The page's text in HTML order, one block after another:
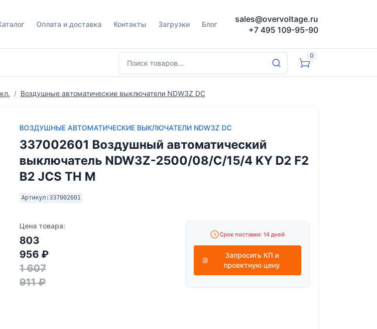
Оплата и доставка Контакты Загрузки Блог
sales@overvoltage.ru
+7 495 109-95-90
0
Воздушные автоматические выключатели NDW3Z DC
ВОЗДУШНЫЕ АВТОМАТИЧЕСКИЕ ВЫКЛЮЧАТЕЛИ NDW3Z DC
337002601 Воздушный автоматический
выключатель NDW3Z-2500/08/C/15/4 KY D2 F2
B2 JCS TH M
Артикул:337002601
Цена товара:
803
956 ₽
1 607
911₽
Срок поставки: 14 дней
Запросить КП и
проектную цену